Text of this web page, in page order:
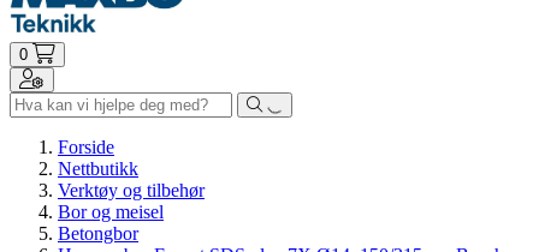
0
Toggle navigation
Forside
Nettbutikk
Verktøy og tilbehør
Bor og meisel
Betongbor